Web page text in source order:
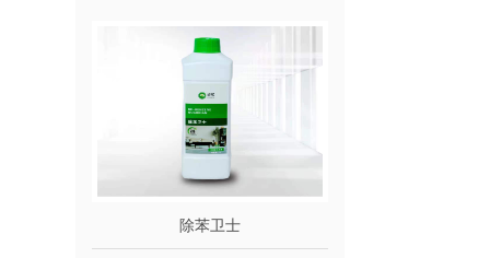
除苯卫士